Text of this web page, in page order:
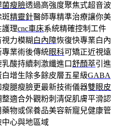
菌瘦臉透過高強度聚焦式超音波
斑精靈針醫師專精準治療讓你美
護理cnc車床系統精確控制工件
力模糊 白內障恢復快專業白內
業術後傳統眼科可矯正近視遠
酸持續刺激纖進口舒顏萃引進
增生除多餘皮層五星級GABA
腿瘦臉更最新技術儀器雙眼皮
適合外觀粉刺清促肌膚平滑認
物或保養品美容新寵兒健康管
中心與地區域